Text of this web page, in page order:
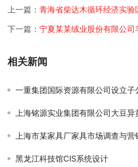
上一篇： 青海省柴达木循环经济实验区
下一篇： 宁夏某某绒业股份有限公司羊绒制品国内
相关新闻
一重集团国际资源有限公司设立子
上海铭源实业集团有限公司大豆异
上海市某家具厂家具市场调查与营
黑龙江科技馆CIS系统设计